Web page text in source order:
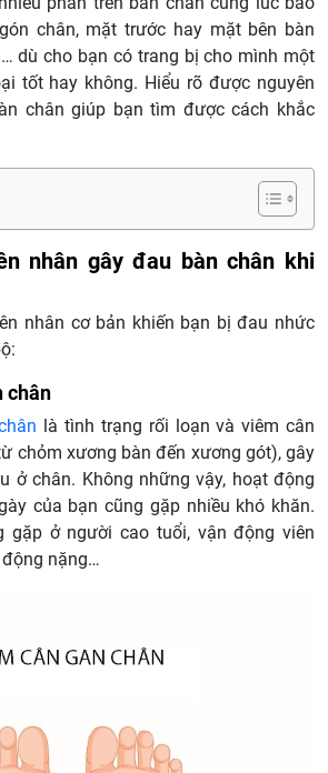
chân, mặt trước hay mặt bên bàn
dù cho bạn có trang bị cho mình một
tốt hay không. Hiểu rõ được nguyên
chân giúp bạn tìm được cách khắc
nhân gây đau bàn chân khi
nhân cơ bản khiến bạn bị đau nhức
chân
là tình trạng rối loạn và viêm cân
chỏm xương bàn đến xương gót), gây
ở chân. Không những vậy, hoạt động
của bạn cũng gặp nhiều khó khăn.
gặp ở người cao tuổi, vận động viên
nặng…